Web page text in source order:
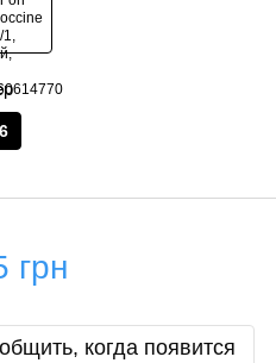
грн
когда появится